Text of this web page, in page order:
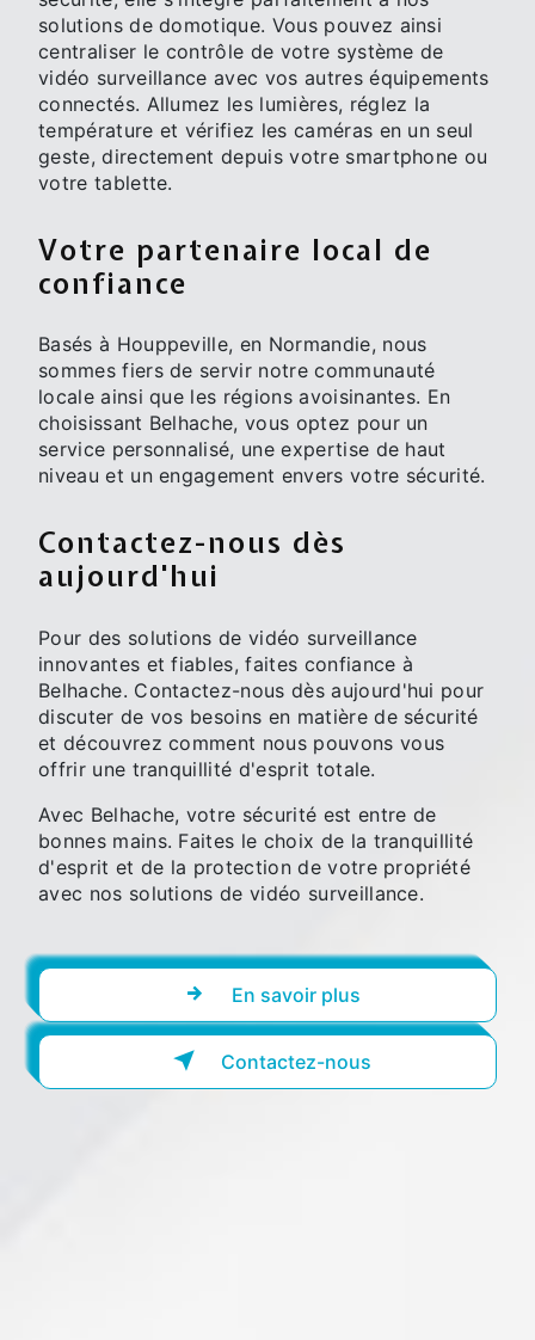
solutions de domotique. Vous pouvez ainsi
centraliser le contrôle de votre système de
vidéo surveillance avec vos autres équipements
connectés. Allumez les lumières, réglez la
température et vérifiez les caméras en un seul
geste, directement depuis votre smartphone ou
votre tablette.
Votre partenaire local de
confiance
Basés à Houppeville, en Normandie, nous
sommes fiers de servir notre communauté
locale ainsi que les régions avoisinantes. En
choisissant Belhache, vous optez pour un
service personnalisé, une expertise de haut
niveau et un engagement envers votre sécurité.
Contactez-nous dès
aujourd'hui
Pour des solutions de vidéo surveillance
innovantes et fiables, faites confiance à
Belhache. Contactez-nous dès aujourd'hui pour
discuter de vos besoins en matière de sécurité
et découvrez comment nous pouvons vous
offrir une tranquillité d'esprit totale.
Avec Belhache, votre sécurité est entre de
bonnes mains. Faites le choix de la tranquillité
d'esprit et de la protection de votre propriété
avec nos solutions de vidéo surveillance.
En savoir plus
Contactez-nous